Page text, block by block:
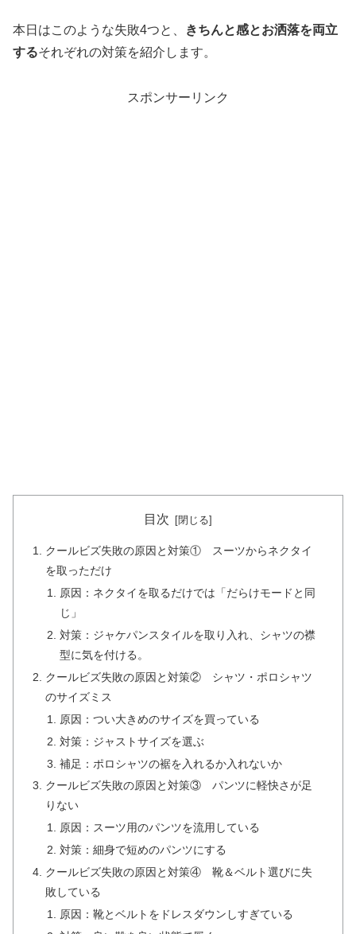
本日はこのような失敗4つと、
きちんと感とお洒落を両立
するそれぞれの対策を紹介します。
スポンサーリンク
目次
クールビズ失敗の原因と対策① スーツからネクタイ
を取っただけ
原因：ネクタイを取るだけでは「だらけモードと同
じ」
対策：ジャケパンスタイルを取り入れ、シャツの襟
型に気を付ける。
クールビズ失敗の原因と対策② シャツ・ポロシャツ
のサイズミス
原因：つい大きめのサイズを買っている
対策：ジャストサイズを選ぶ
補足：ポロシャツの裾を入れるか入れないか
クールビズ失敗の原因と対策③ パンツに軽快さが足
りない
原因：スーツ用のパンツを流用している
対策：細身で短めのパンツにする
クールビズ失敗の原因と対策④ 靴＆ベルト選びに失
敗している
原因：靴とベルトをドレスダウンしすぎている